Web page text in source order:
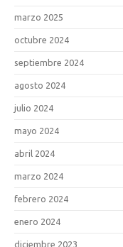
marzo 2025
octubre 2024
septiembre 2024
agosto 2024
julio 2024
mayo 2024
abril 2024
marzo 2024
febrero 2024
enero 2024
diciembre 2023